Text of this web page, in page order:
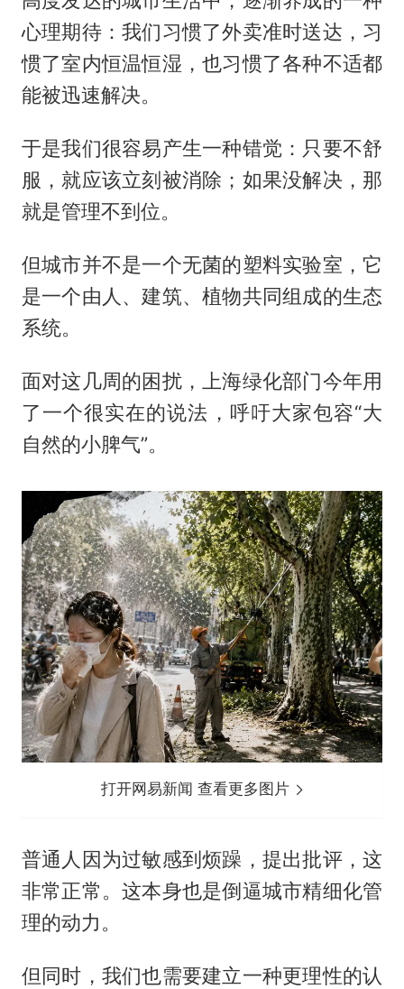
心理期待：我们习惯了外卖准时送达，习
惯了室内恒温恒湿，也习惯了各种不适都
能被迅速解决。
于是我们很容易产生一种错觉：只要不舒
服，就应该立刻被消除；如果没解决，那
就是管理不到位。
但城市并不是一个无菌的塑料实验室，它
是一个由人、建筑、植物共同组成的生态
系统。
面对这几周的困扰，上海绿化部门今年用
了一个很实在的说法，呼吁大家包容“大
自然的小脾气”。
打开网易新闻 查看更多图片
普通人因为过敏感到烦躁，提出批评，这
非常正常。这本身也是倒逼城市精细化管
理的动力。
但同时，我们也需要建立一种更理性的认